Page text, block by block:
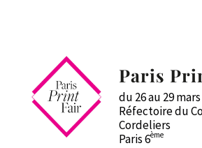
Paris
du 26 au 29
Réfectoire du
Cordeliers
Paris 6ème